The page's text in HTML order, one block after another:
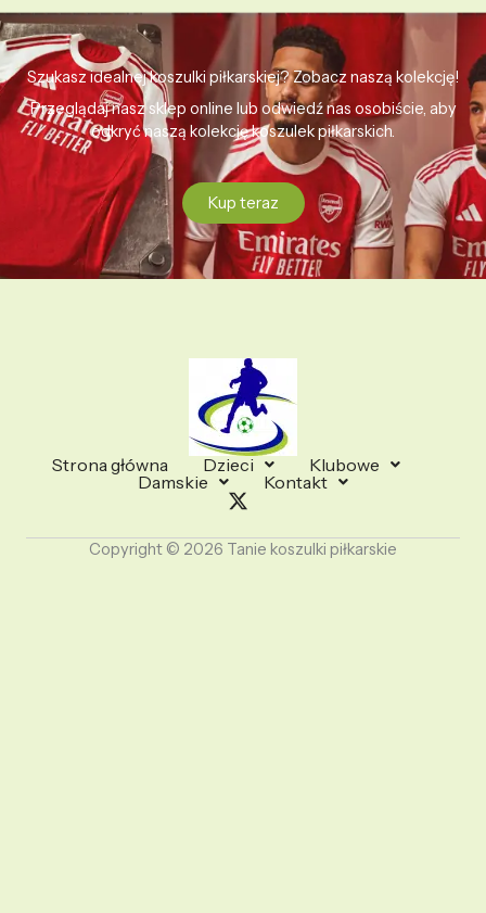
Szukasz idealnej koszulki piłkarskiej? Zobacz naszą kolekcję!
Przeglądaj nasz sklep online lub odwiedź nas osobiście, aby
odkryć naszą kolekcję koszulek piłkarskich.
Kup teraz
Strona główna Dzieci
Klubowe
Damskie
Kontakt
Copyright © 2026 Tanie koszulki piłkarskie